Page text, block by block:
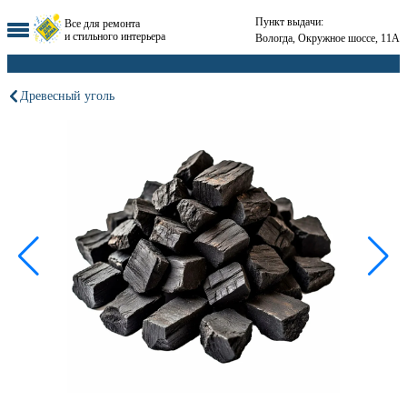
Все для ремонта
и стильного интерьера
Пункт выдачи:
Вологда, Окружное шоссе, 11А
Древесный уголь